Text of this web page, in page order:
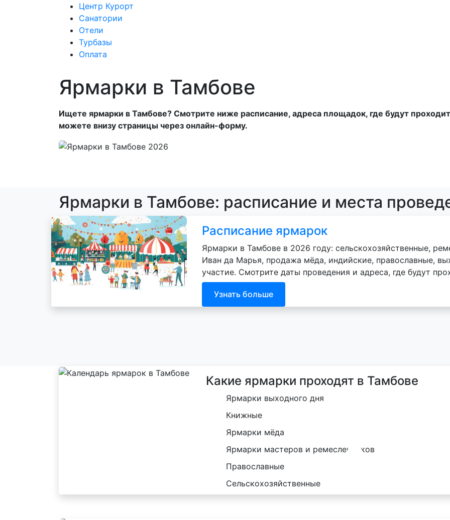
Центр Курорт
Санатории
Отели
Турбазы
Оплата
Ярмарки в Тамбове
Ищете ярмарки в Тамбове? Смотрите ниже расписание, адреса площадок, где будут
можете внизу страницы через онлайн-форму.
Ярмарки в Тамбове: расписание и места
Расписание ярмарок
Ярмарки в Тамбове в 2026 году: сельскохозяйственные,
Иван да Марья, продажа мёда, индийские, православные,
участие. Смотрите даты проведения и адреса, где будут
Узнать больше
Какие ярмарки проходят в Тамбове
Ярмарки выходного дня
Книжные
Ярмарки мёда
Ярмарки мастеров и ремесленников
Православные
Сельскохозяйственные